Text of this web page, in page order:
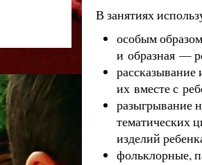
В занятиях
особым
и образная —
рассказывание
их вместе с
разыгрывание
тематических
изделий
фольклорные,